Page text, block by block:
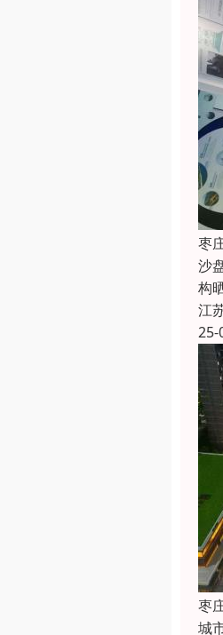
枣
沙
构
江
25-
枣
城